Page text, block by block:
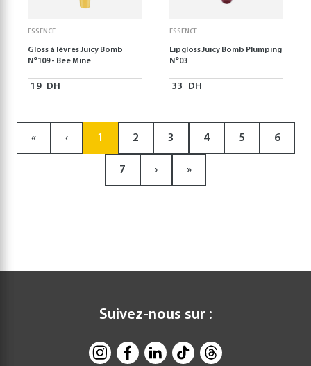
ESSENCE
Gloss à lèvres Juicy Bomb
N°109 - Bee Mine
19 DH
ESSENCE
Lipgloss Juicy Bomb Plumping
N°03
33 DH
« ‹ 1 2 3 4 5 6
7 › »
Suivez-nous sur :